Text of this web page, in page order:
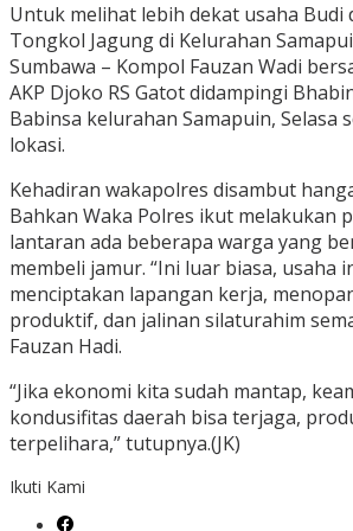
Untuk melihat lebih dekat usaha Budi
Tongkol Jagung di Kelurahan
Sumbawa – Kompol Fauzan Wadi
AKP Djoko RS Gatot didampingi
Babinsa kelurahan Samapuin, Selasa
lokasi.
Kehadiran wakapolres disambut
Bahkan Waka Polres ikut melakukan
lantaran ada beberapa warga yang
membeli jamur. “Ini luar biasa, usaha
menciptakan lapangan kerja,
produktif, dan jalinan silaturahim
Fauzan Hadi.
“Jika ekonomi kita sudah mantap,
kondusifitas daerah bisa terjaga,
terpelihara,” tutupnya.(JK)
Ikuti Kami